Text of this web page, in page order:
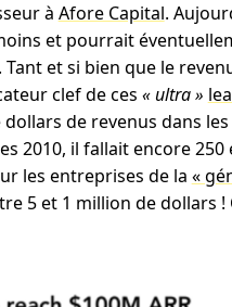
à Afore Capital.
et pourrait
et si bien que le
clef de ces « ultra »
de revenus dans
2010, il fallait encore
les entreprises de la «
5 et 1 million de dollars